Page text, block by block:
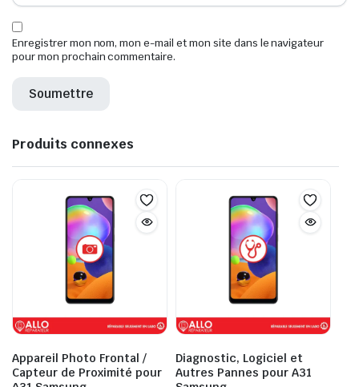
Enregistrer mon nom, mon e-mail et mon site dans le navigateur
pour mon prochain commentaire.
Produits connexes
Appareil Photo Frontal /
Capteur de Proximité pour
Diagnostic, Logiciel et
Autres Pannes pour A31